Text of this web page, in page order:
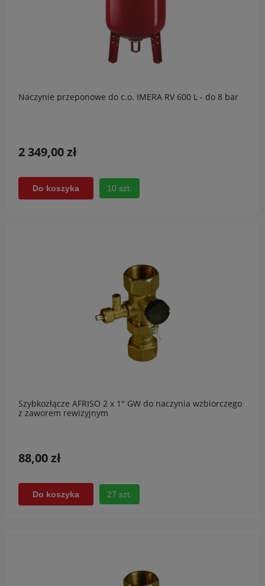
Naczynie przeponowe do c.o. IMERA RV 600 L - do 8 bar
2 349,00 zł
Do koszyka 10 szt.
Szybkozłącze AFRISO 2 x 1" GW do naczynia wzbiorczego
z zaworem rewizyjnym
88,00 zł
Do koszyka 27 szt.